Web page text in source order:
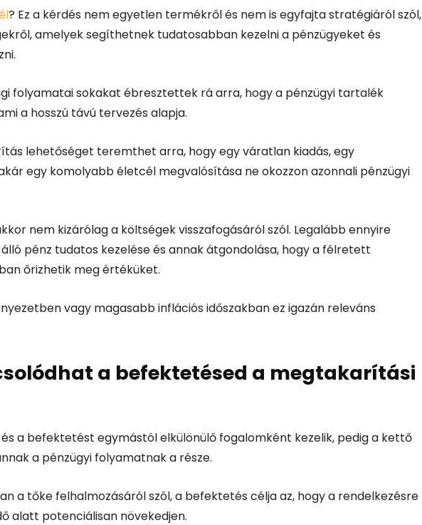
? Ez a kérdés nem egyetlen termékről és nem is egyfajta stratégiáról szól,
amelyek segíthetnek tudatosabban kezelni a pénzügyeket és
folyamatai sokakat ébresztettek rá arra, hogy a pénzügyi tartalék
a hosszú távú tervezés alapja.
lehetőséget teremthet arra, hogy egy váratlan kiadás, egy
egy komolyabb életcél megvalósítása ne okozzon azonnali pénzügyi
nem kizárólag a költségek visszafogásáról szól. Legalább ennyire
pénz tudatos kezelése és annak átgondolása, hogy a félretett
őrizhetik meg értéküket.
vagy magasabb inflációs időszakban ez igazán releváns
a befektetésed a megtakarítási
a befektetést egymástól elkülönülő fogalomként kezelik, pedig a kettő
a pénzügyi folyamatnak a része.
a tőke felhalmozásáról szól, a befektetés célja az, hogy a rendelkezésre
alatt potenciálisan növekedjen.